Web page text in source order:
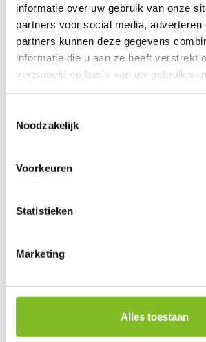
informatie over uw gebruik van onze
partners voor social media, adverteren
partners kunnen deze gegevens
informatie die u aan ze heeft verstrekt
verzameld op basis van uw gebruik
Noodzakelijk
Voorkeuren
Statistieken
Marketing
Alles toestaan
Curli
Special Edition "25
nieuwe vario lijn